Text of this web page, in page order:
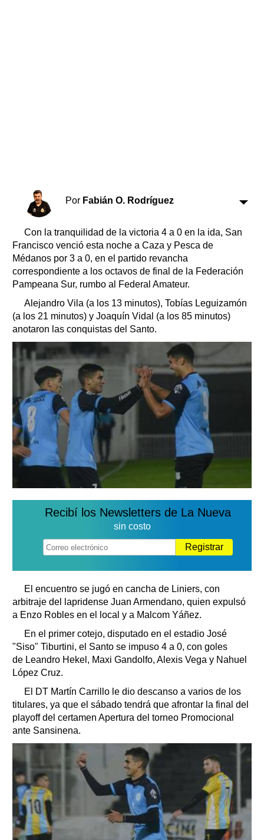
Por Fabián O. Rodríguez
Con la tranquilidad de la victoria 4 a 0 en la ida, San
Francisco venció esta noche a Caza y Pesca de
Médanos por 3 a 0, en el partido revancha
correspondiente a los octavos de final de la Federación
Pampeana Sur, rumbo al Federal Amateur.
Alejandro Vila (a los 13 minutos), Tobías Leguizamón
(a los 21 minutos) y Joaquín Vidal (a los 85 minutos)
anotaron las conquistas del Santo.
Recibí los Newsletters de La Nueva
sin costo
Registrar
El encuentro se jugó en cancha de Liniers, con
arbitraje del lapridense Juan Armendano, quien expulsó
a Enzo Robles en el local y a Malcom Yáñez.
En el primer cotejo, disputado en el estadio José
"Siso" Tiburtini, el Santo se impuso 4 a 0, con goles
de Leandro Hekel, Maxi Gandolfo, Alexis Vega y Nahuel
López Cruz.
El DT Martín Carrillo le dio descanso a varios de los
titulares, ya que el sábado tendrá que afrontar la final del
playoff del certamen Apertura del torneo Promocional
ante Sansinena.